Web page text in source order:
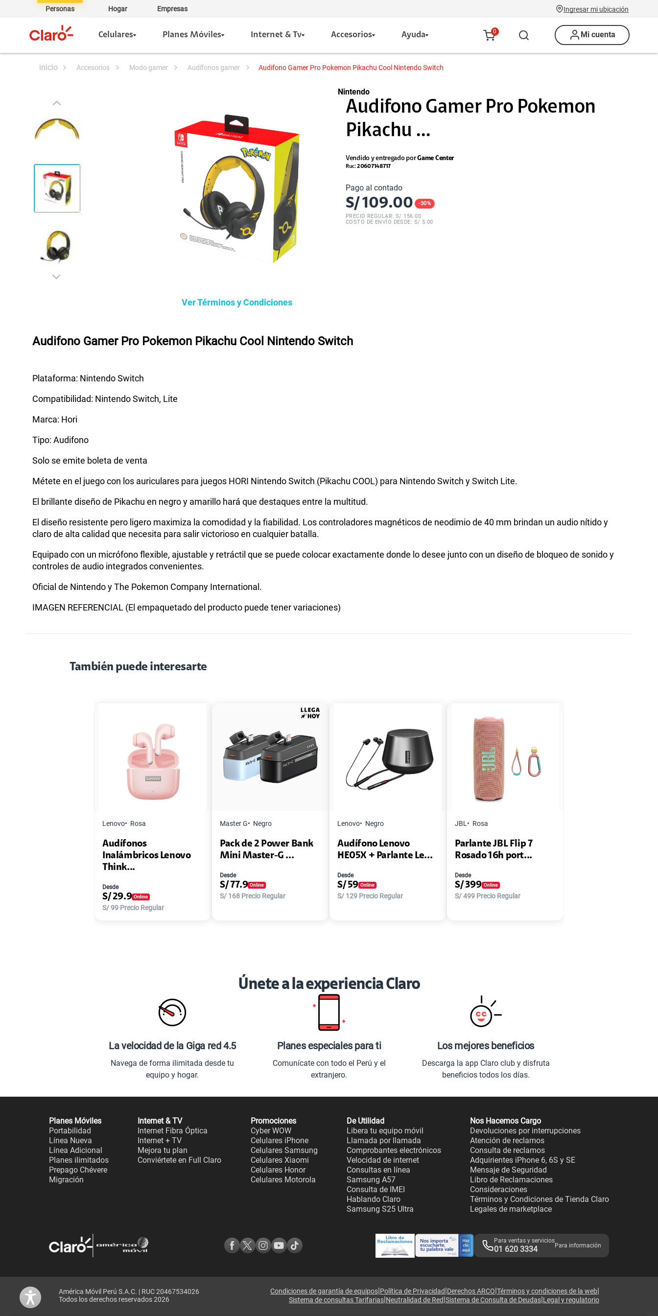
Personas Hogar Empresas Ingresar mi ubicación
Celulares Planes Móviles Internet & Tv Accesorios Ayuda 0 Mi cuenta
accesorios modo gamer audífonos gamer Audifono Gamer Pro Pokemon Pikachu Cool Nintendo Switch
Ver Términos y Condiciones
Nintendo
Audifono Gamer Pro Pokemon
Pikachu ...
Vendido y entregado porGame Center
Ruc:20607148717
Pago al contado
S/109.00 -30%
PRECIO REGULAR: S/ 156.00
COSTO DE ENVÍO DESDE: S/ 5.00
Audifono Gamer Pro Pokemon Pikachu Cool Nintendo Switch
Plataforma: Nintendo Switch
Compatibilidad: Nintendo Switch, Lite
Marca: Hori
Tipo: Audifono
Solo se emite boleta de venta
Métete en el juego con los auriculares para juegos HORI Nintendo Switch (Pikachu COOL) para Nintendo Switch y Switch Lite.
El brillante diseño de Pikachu en negro y amarillo hará que destaques entre la multitud.
El diseño resistente pero ligero maximiza la comodidad y la fiabilidad. Los controladores magnéticos de neodimio de 40 mm brindan un audio nítido y
claro de alta calidad que necesita para salir victorioso en cualquier batalla.
Equipado con un micrófono flexible, ajustable y retráctil que se puede colocar exactamente donde lo desee junto con un diseño de bloqueo de sonido y
controles de audio integrados convenientes.
Oficial de Nintendo y The Pokemon Company International.
IMAGEN REFERENCIAL (El empaquetado del producto puede tener variaciones)
También puede interesarte
Lenovo Rosa
Audífonos
Inalámbricos Lenovo
Think...
Desde
S/ 29.9
S/99 Precio Regular
Master G Negro
Pack de 2 Power Bank
Mini Master-G ...
Desde
S/77.9
S/ 168 Precio Regular
Lenovo Negro
Audífono Lenovo
HE05X + Parlante Le...
Desde
S/ 59
S/ 129 Precio Regular
JBL Rosa
Parlante JBL Flip 7
Rosado 16h port...
Desde
S/ 399
S/499 Precio Regular
Únete a la experiencia Claro
La velocidad de la Giga red 4.5
Navega de forma ilimitada desde tu
equipo y hogar.
Planes especiales para ti
Comunícate con todo el Perú y el
extranjero.
Los mejores beneficios
Descarga la app Claro club y disfruta
beneficios todos los días.
Planes Móviles
Portabilidad
Línea Nueva
Línea Adicional
Planes ilimitados
Prepago Chévere
Migración
Internet & TV
Internet Fibra Óptica
Internet + TV
Mejora tu plan
Conviértete en Full Claro
Promociones
Cyber WOW
Celulares iPhone
Celulares Samsung
Celulares Xiaomi
Celulares Honor
Celulares Motorola
De Utilidad
Libera tu equipo móvil
Llamada por llamada
Comprobantes electrónicos
Velocidad de internet
Consultas en línea
Samsung A57
Consulta de IMEI
Hablando Claro
Samsung S25 Ultra
Nos Hacemos Cargo
Devoluciones por interrupciones
Atención de reclamos
Consulta de reclamos
Adquirientes iPhone 6, 6S y SE
Mensaje de Seguridad
Libro de Reclamaciones
Consideraciones
Términos y Condiciones de Tienda Claro
Legales de marketplace
Para ventas y servicios
01 620 3334 Para información
América Móvil Perú S.A.C. | RUC 20467534026
Todos los derechos reservados 2026
Condiciones de garantía de equipos|Política de Privacidad|Derechos ARCO|Términos y condiciones de la web|
Sistema de consultas Tarifarias|Neutralidad de Red|Sistema de Consulta de Deudas|Legal y regulatorio